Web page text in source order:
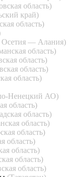
область)
край)
область)
Осетия — Алания)
область)
область)
область)
область)
Ненецкий АО)
область)
область)
область)
область)
область)
область)
область)
область)